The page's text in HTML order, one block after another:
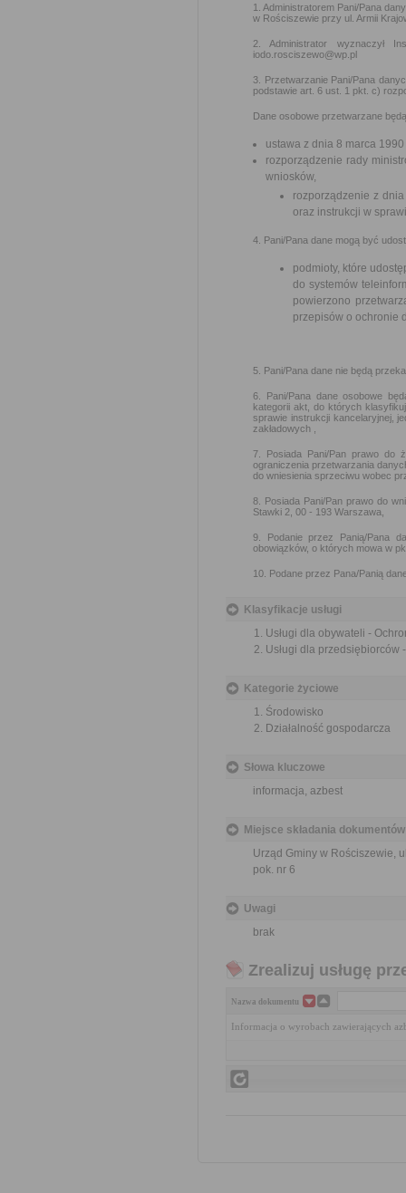
1. Administratorem Pani/Pana
w Rościszewie przy ul. Armii
2. Administrator wyznaczył
iodo.rosciszewo@wp.pl
3. Przetwarzanie Pani/Pana
podstawie art. 6 ust. 1 pkt. c)
Dane osobowe przetwarzane
ustawa z dnia 8 marca
rozporządzenie rady
wniosków,
rozporządzenie z
oraz instrukcji w
4. Pani/Pana dane mogą być
podmioty, które
do systemów
powierzono
przepisów o ochronie
5. Pani/Pana dane nie będą
6. Pani/Pana dane osobowe
kategorii akt, do których
sprawie instrukcji kancelaryjnej,
zakładowych ,
7. Posiada Pani/Pan prawo do
ograniczenia przetwarzania
do wniesienia sprzeciwu wobec
8. Posiada Pani/Pan prawo do
Stawki 2, 00 - 193 Warszawa,
9. Podanie przez Panią/Pana
obowiązków, o których mowa w
10. Podane przez Pana/Panią
Klasyfikacje usługi
Usługi dla obywateli -
Usługi dla
Kategorie życiowe
Środowisko
Działalność gospodarcza
Słowa kluczowe
informacja, azbest
Miejsce składania dokumentów
Urząd Gminy w Rościszewie,
pok. nr 6
Uwagi
brak
Zrealizuj usługę
Nazwa dokumentu
Informacja o wyrobach zawierających